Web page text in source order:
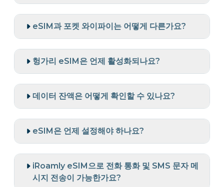
eSIM과 포켓 와이파이는 어떻게 다른가요?
헝가리 eSIM은 언제 활성화되나요?
데이터 잔액은 어떻게 확인할 수 있나요?
eSIM은 언제 설정해야 하나요?
iRoamly eSIM으로 전화 통화 및 SMS 문자 메
시지 전송이 가능한가요?